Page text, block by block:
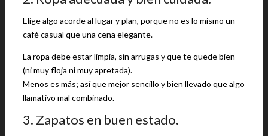
Elige algo acorde al lugar y plan, porque no es lo mismo un
café casual que una cena elegante.
La ropa debe estar limpia, sin arrugas y que te quede bien
(ni muy floja ni muy apretada).
Menos es más; así que mejor sencillo y bien llevado que algo
llamativo mal combinado.
3. Zapatos en buen estado.